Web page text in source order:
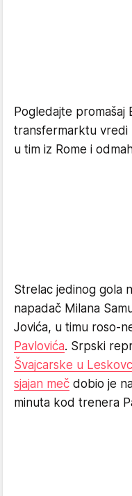
Pogledajte promašaj
transfermarktu vredi
u tim iz Rome i
Strelac jedinog gola
napadač Milana
Jovića, u timu roso-
Pavlovića. Srpski
Švajcarske u
sjajan meč dobio je
minuta kod trenera